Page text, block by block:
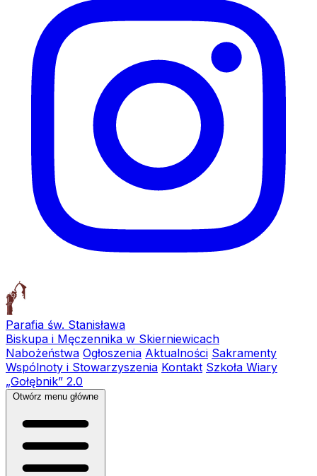
Parafia św. Stanisława
Biskupa i Męczennika w Skierniewicach
Nabożeństwa Ogłoszenia Aktualności Sakramenty
Wspólnoty i Stowarzyszenia Kontakt Szkoła Wiary
„Gołębnik” 2.0
Otwórz menu główne